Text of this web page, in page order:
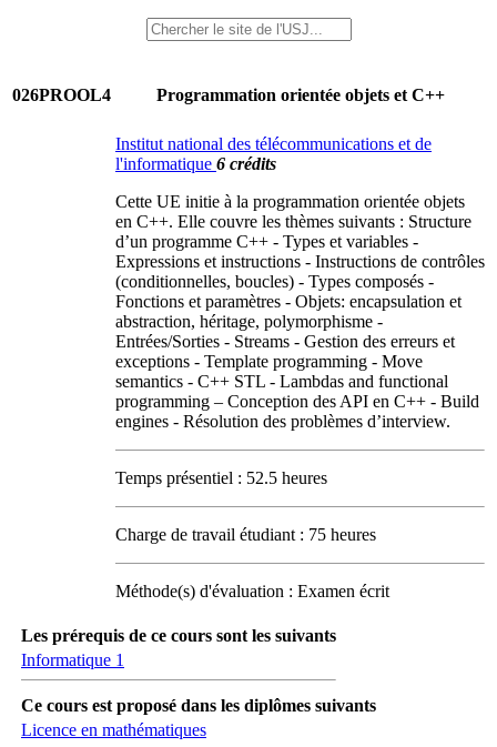
026PROOL4 Programmation orientée objets et C++
Institut national des télécommunications et de
l'informatique 6 crédits
Cette UE initie à la programmation orientée objets
en C++. Elle couvre les thèmes suivants : Structure
d’un programme C++ - Types et variables -
Expressions et instructions - Instructions de contrôles
(conditionnelles, boucles) - Types composés -
Fonctions et paramètres - Objets: encapsulation et
abstraction, héritage, polymorphisme -
Entrées/Sorties - Streams - Gestion des erreurs et
exceptions - Template programming - Move
semantics - C++ STL - Lambdas and functional
programming – Conception des API en C++ - Build
engines - Résolution des problèmes d’interview.
Temps présentiel : 52.5 heures
Charge de travail étudiant : 75 heures
Méthode(s) d'évaluation : Examen écrit
Les prérequis de ce cours sont les suivants
Informatique 1
Ce cours est proposé dans les diplômes suivants
Licence en mathématiques